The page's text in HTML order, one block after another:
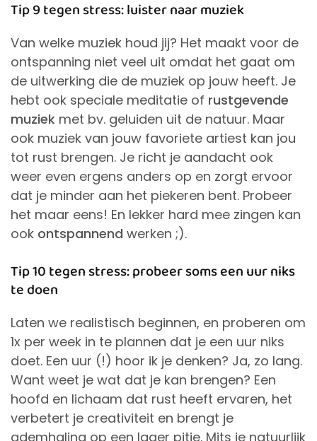
Tip 9 tegen stress: luister naar muziek
Van welke muziek houd jij? Het maakt voor de
ontspanning niet veel uit omdat het gaat om
de uitwerking die de muziek op jouw heeft. Je
hebt ook speciale meditatie of rustgevende
muziek met bv. geluiden uit de natuur. Maar
ook muziek van jouw favoriete artiest kan jou
tot rust brengen. Je richt je aandacht ook
weer even ergens anders op en zorgt ervoor
dat je minder aan het piekeren bent. Probeer
het maar eens! En lekker hard mee zingen kan
ook ontspannend werken ;).
Tip 10 tegen stress: probeer soms een uur niks
te doen
Laten we realistisch beginnen, en proberen om
1x per week in te plannen dat je een uur niks
doet. Een uur (!) hoor ik je denken? Ja, zo lang.
Want weet je wat dat je kan brengen? Een
hoofd en lichaam dat rust heeft ervaren, het
verbetert je creativiteit en brengt je
ademhaling op een lager pitje. Mits je natuurlijk